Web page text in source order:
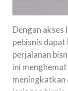
Dengan akses
pebisnis dapat
perjalanan
ini
meningkatkan